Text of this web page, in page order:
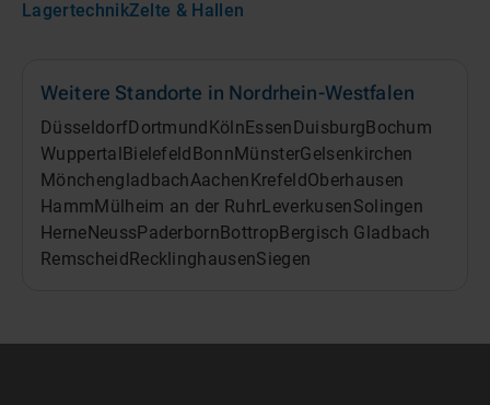
LagertechnikZelte & Hallen
Weitere Standorte in Nordrhein-Westfalen
DüsseldorfDortmund Köln Essen Duisburg Bochum
Wuppertal Bielefeld Bonn MünsterGelsenkirchen
MönchengladbachAachen Krefeld Oberhausen
Hamm Mülheim an der RuhrLeverkusenSolingen
Herne Neuss Paderborn Bottrop Bergisch Gladbach
Remscheid RecklinghausenSiegen